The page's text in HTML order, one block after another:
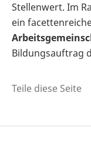
Stellenwert. Im
ein
Bildungsauftrag
Teile diese Seite